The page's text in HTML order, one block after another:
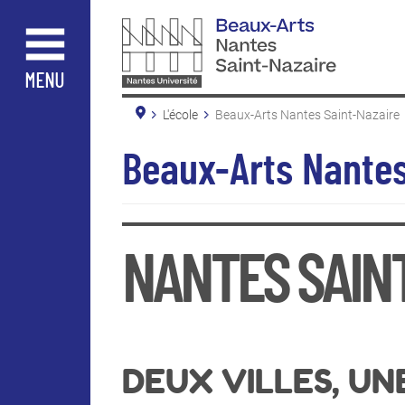
contenu
principal
MENU
L'école Beaux-Arts Nantes Saint-Nazaire
Beaux-Arts
NANTES
DEUX VILLES,